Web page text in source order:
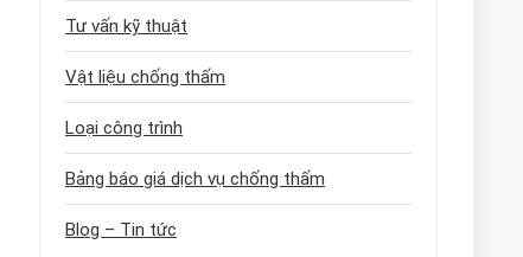
Tư vấn kỹ thuật
Vật liệu chống thấm
Loại công trình
Bảng báo giá dịch vụ chống thấm
Blog – Tin tức